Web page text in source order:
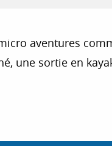
aventures
une sortie en